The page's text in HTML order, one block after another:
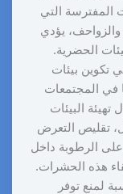
المفترسة التي
يؤدي
الحضرية.
تكوين بيئات
في المجتمعات
تهيئة البيئات
تقليص التعرض
الرطوبة داخل
هذه الحشرات.
لمنع توفر